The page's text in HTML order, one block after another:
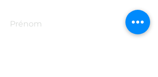
Prénom